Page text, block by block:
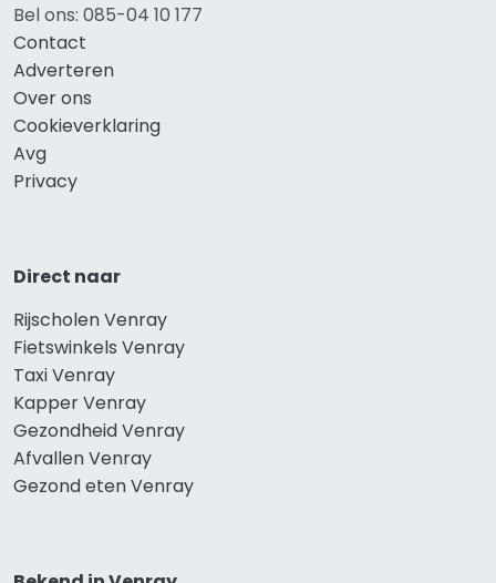
Bel ons: 085-04 10 177
Contact
Adverteren
Over ons
Cookieverklaring
Avg
Privacy
Direct naar
Rijscholen Venray
Fietswinkels Venray
Taxi Venray
Kapper Venray
Gezondheid Venray
Afvallen Venray
Gezond eten Venray